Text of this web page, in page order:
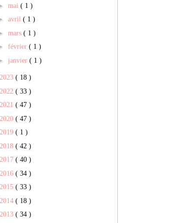
mai ( 1 )
avril ( 1 )
mars ( 1 )
février ( 1 )
janvier ( 1 )
2023 ( 18 )
2022 ( 33 )
2021 ( 47 )
2020 ( 47 )
2019 ( 1 )
2018 ( 42 )
2017 ( 40 )
2016 ( 34 )
2015 ( 33 )
2014 ( 18 )
2013 ( 34 )